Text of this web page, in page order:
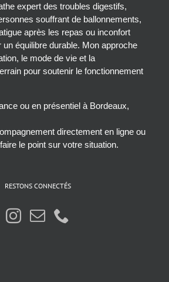
expert des troubles digestifs,
souffrant de ballonnements,
après les repas ou inconfort
un équilibre durable. Mon approche
le mode de vie et la
pour soutenir le fonctionnement
ou en présentiel à Bordeaux,
directement en ligne ou
le point sur votre situation.
RESTONS CONNECTÉS